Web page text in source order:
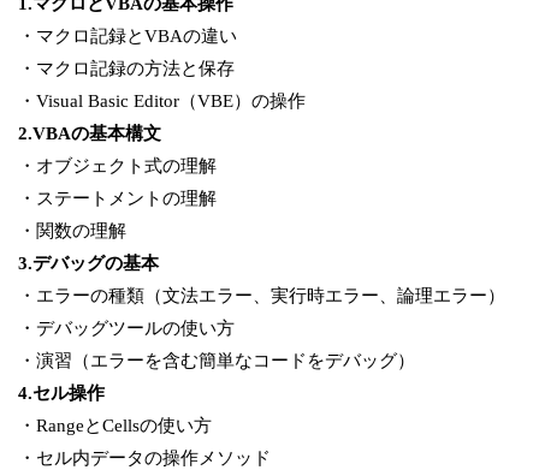
・マクロ記録とVBAの違い
・マクロ記録の方法と保存
・Visual Basic Editor（VBE）の操作
2.VBAの基本構文
・オブジェクト式の理解
・ステートメントの理解
・関数の理解
3.デバッグの基本
・エラーの種類（文法エラー、実行時エラー、論理エラー）
・デバッグツールの使い方
・演習（エラーを含む簡単なコードをデバッグ）
4.セル操作
・RangeとCellsの使い方
・セル内データの操作メソッド